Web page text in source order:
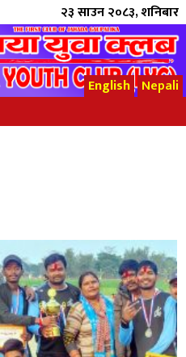
२३ साउन २०८३, शनिबार
English Nepali